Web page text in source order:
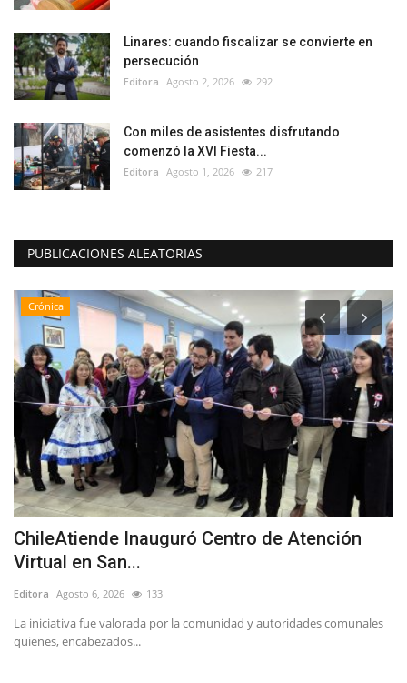
Linares: cuando fiscalizar se convierte en
persecución
Editora Agosto 2, 2026 292
Con miles de asistentes disfrutando
comenzó la XVI Fiesta...
Editora Agosto 1, 2026 217
PUBLICACIONES ALEATORIAS
Crónica
ChileAtiende Inauguró Centro de Atención
Virtual en San...
Editora Agosto 6, 2026 133
La iniciativa fue valorada por la comunidad y autoridades comunales
quienes, encabezados...